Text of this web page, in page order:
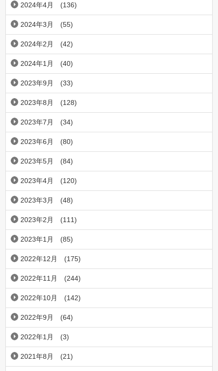
2024年4月 (136)
2024年3月 (55)
2024年2月 (42)
2024年1月 (40)
2023年9月 (33)
2023年8月 (128)
2023年7月 (34)
2023年6月 (80)
2023年5月 (84)
2023年4月 (120)
2023年3月 (48)
2023年2月 (111)
2023年1月 (85)
2022年12月 (175)
2022年11月 (244)
2022年10月 (142)
2022年9月 (64)
2022年1月 (3)
2021年8月 (21)